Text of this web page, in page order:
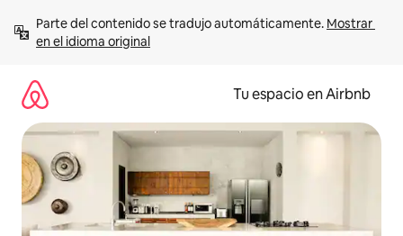
contenido
Parte del contenido se tradujo automáticamente. Mostrar
en el idioma original
Tu espacio en Airbnb